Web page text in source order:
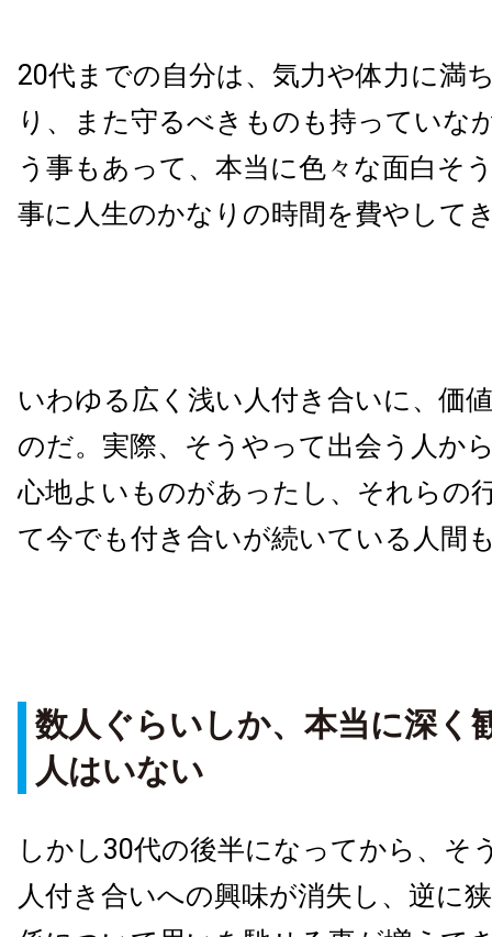
20代までの自分は、気力や体力に満
り、また守るべきものも持っていな
う事もあって、本当に色々な面白そ
事に人生のかなりの時間を費やして
いわゆる広く浅い人付き合いに、価
のだ。実際、そうやって出会う人か
心地よいものがあったし、それらの
て今でも付き合いが続いている人間
数人ぐらいしか、本当に深く
人はいない
しかし30代の後半になってから、そ
人付き合いへの興味が消失し、逆に